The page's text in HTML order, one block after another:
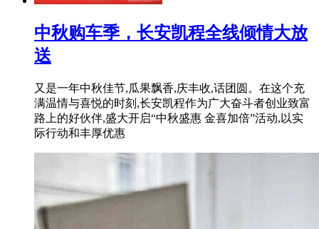
中秋购车季，长安凯程全线倾情大放
送
又是一年中秋佳节,瓜果飘香,庆丰收,话团圆。在这个充
满温情与喜悦的时刻,长安凯程作为广大奋斗者创业致富
路上的好伙伴,盛大开启“中秋盛惠 金喜加倍”活动,以实
际行动和丰厚优惠